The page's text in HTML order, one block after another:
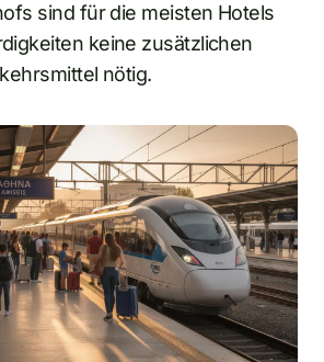
sind für die meisten Hotels
keine zusätzlichen
nötig.